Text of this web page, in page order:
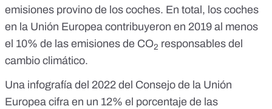
emisiones provino de los coches. En total, los coches
en la Unión Europea contribuyeron en 2019 al menos
el 10% de las emisiones de CO2 responsables del
cambio climático.
Una infografía del 2022 del Consejo de la Unión
Europea cifra en un 12% el porcentaje de las